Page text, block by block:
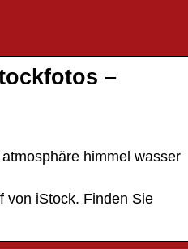
–
himmel wasser
von iStock. Finden Sie